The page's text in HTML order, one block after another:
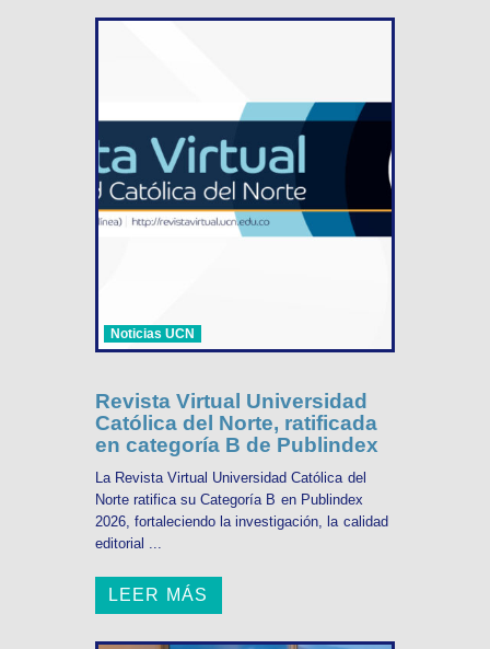
Noticias UCN
Revista Virtual Universidad
Católica del Norte, ratificada
en categoría B de Publindex
La Revista Virtual Universidad Católica del
Norte ratifica su Categoría B en Publindex
2026, fortaleciendo la investigación, la calidad
editorial ...
LEER MÁS